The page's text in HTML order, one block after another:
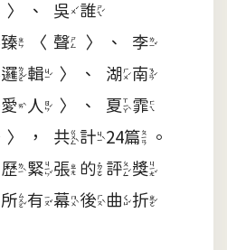
、吳誰
〈聲〉、李
輯〉、湖南
人〉、夏霏
，共計24篇。
緊張的評獎
有幕後曲折